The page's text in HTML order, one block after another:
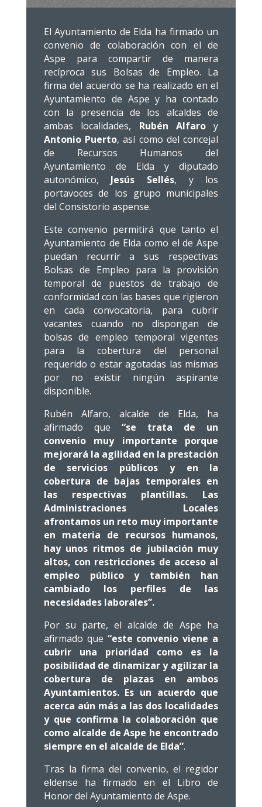
El Ayuntamiento de Elda ha firmado un
convenio de colaboración con el de
Aspe para compartir de manera
recíproca sus Bolsas de Empleo. La
firma del acuerdo se ha realizado en el
Ayuntamiento de Aspe y ha contado
con la presencia de los alcaldes de
ambas localidades, Rubén Alfaroy
Antonio Puerto, así como del concejal
de Recursos Humanos del
Ayuntamiento de Elda y diputado
autonómico, Jesús Sellés, y los
portavoces de los grupo municipales
del Consistorio aspense.
Este convenio permitirá que tanto el
Ayuntamiento de Elda como el de Aspe
puedan recurrir a sus respectivas
Bolsas de Empleo para la provisión
temporal de puestos de trabajo de
conformidad con las bases que rigieron
en cada convocatoria, para cubrir
vacantes cuando no dispongan de
bolsas de empleo temporal vigentes
para la cobertura del personal
requerido o estar agotadas las mismas
por no existir ningún aspirante
disponible.
Rubén Alfaro, alcalde de Elda, ha
afirmado que “se trata de un
convenio muy importante porque
mejorará la agilidad en la prestación
de servicios públicos y en la
cobertura de bajas temporales en
las respectivas plantillas. Las
Administraciones Locales
afrontamos un reto muy importante
en materia de recursos humanos,
hay unos ritmos de jubilación muy
altos, con restricciones de acceso al
empleo público y también han
cambiado los perfiles de las
necesidades laborales”.
Por su parte, el alcalde de Aspe ha
afirmado que “este convenio viene a
cubrir una prioridad como es la
posibilidad de dinamizar y agilizar la
cobertura de plazas en ambos
Ayuntamientos. Es un acuerdo que
acerca aún más a las dos localidades
y que confirma la colaboración que
como alcalde de Aspe he encontrado
siempre en el alcalde de Elda”.
Tras la firma del convenio, el regidor
eldense ha firmado en el Libro de
Honor del Ayuntamiento de Aspe.